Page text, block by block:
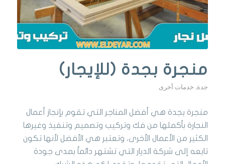
منجرة بجدة (للإيجار)
جدة, خدمات أخرى
منجرة بجدة هي أفضل المناجر التي تقوم بإنجاز أعمال
النجارة بأكملها من فك وتركيب وتصميم وتنفيذ وغيرها
الكثير من الأعمال الأخرى، وتعتبر هي الأفضل لأنها تكون
تابعه إلى شركة الديار التي تشتهر دائماً بمدى جودة